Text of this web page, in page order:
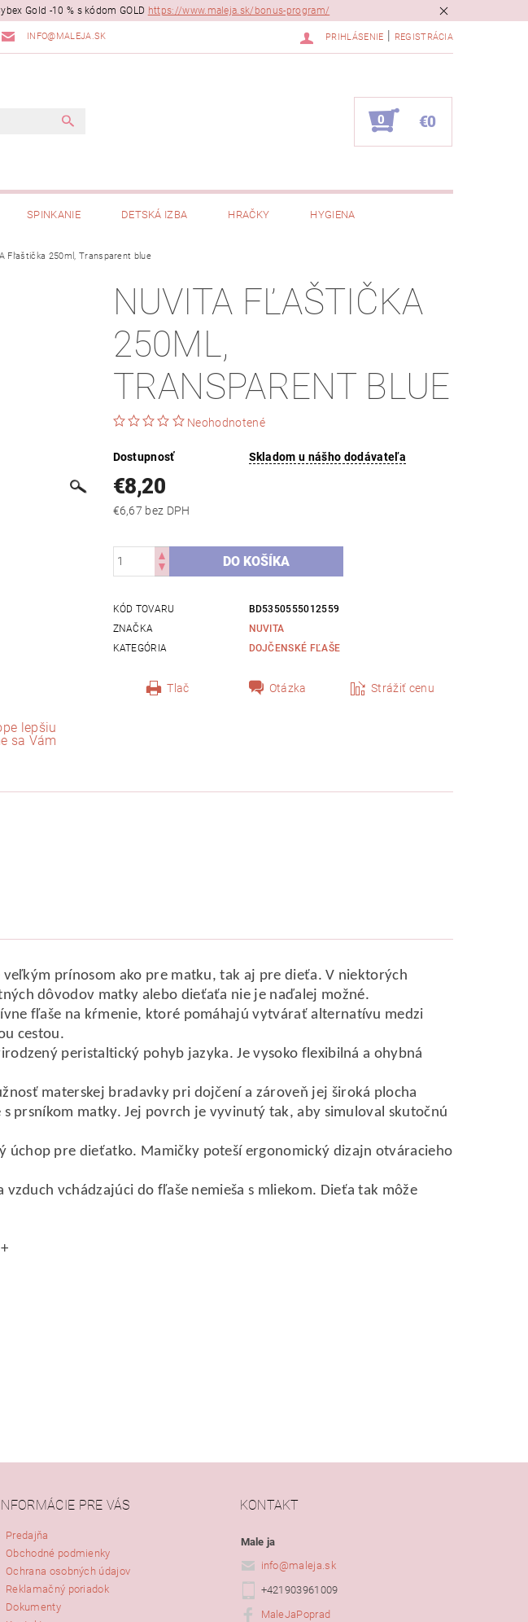
Gold -10 % s kódom GOLD https://www.maleja.sk/bonus-program/
INFO@MALEJA.SK PRIHLÁSENIE REGISTRÁCIA
0 €0
SPINKANIE DETSKÁ IZBA HRAČKY HYGIENA
Fľaštička 250ml, Transparent blue
NUVITA FĽAŠTIČKA
250ML,
TRANSPARENT BLUE
Neohodnotené
Dostupnosť Skladom u nášho dodávateľa
€8,20
€6,67 bez DPH
KÓD TOVARU
BD5350555012559
ZNAČKA
NUVITA
KATEGÓRIA
DOJČENSKÉ FĽAŠE
Tlač Otázka Strážiť cenu
lepšiu
sa Vám
prínosom ako pre matku, tak aj pre dieťa. V niektorých
dôvodov matky alebo dieťaťa nie je naďalej možné.
fľaše na kŕmenie, ktoré pomáhajú vytvárať alternatívu medzi
cestou.
peristaltický pohyb jazyka. Je vysoko flexibilná a ohybná
materskej bradavky pri dojčení a zároveň jej široká plocha
prsníkom matky. Jej povrch je vyvinutý tak, aby simuloval skutočnú
úchop pre dieťatko. Mamičky poteší ergonomický dizajn otváracieho
vchádzajúci do fľaše nemieša s mliekom. Dieťa tak môže
ochrany osobných údajov
PRE VÁS
Predajňa
Obchodné podmienky
Ochrana osobných údajov
Reklamačný poriadok
Dokumenty
KONTAKT
Male ja
info@maleja.sk
+421903961009
MaleJaPoprad